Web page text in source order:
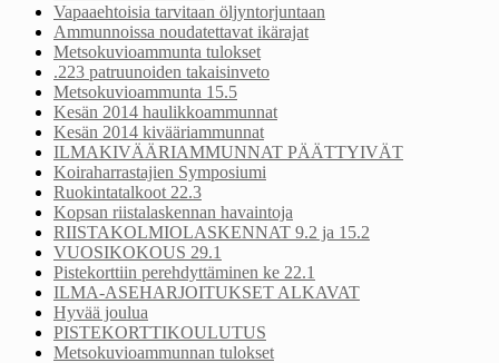
Vapaaehtoisia tarvitaan öljyntorjuntaan
Ammunnoissa noudatettavat ikärajat
Metsokuvioammunta tulokset
.223 patruunoiden takaisinveto
Metsokuvioammunta 15.5
Kesän 2014 haulikkoammunnat
Kesän 2014 kivääriammunnat
ILMAKIVÄÄRIAMMUNNAT PÄÄTTYIVÄT
Koiraharrastajien Symposiumi
Ruokintatalkoot 22.3
Kopsan riistalaskennan havaintoja
RIISTAKOLMIOLASKENNAT 9.2 ja 15.2
VUOSIKOKOUS 29.1
Pistekorttiin perehdyttäminen ke 22.1
ILMA-ASEHARJOITUKSET ALKAVAT
Hyvää joulua
PISTEKORTTIKOULUTUS
Metsokuvioammunnan tulokset